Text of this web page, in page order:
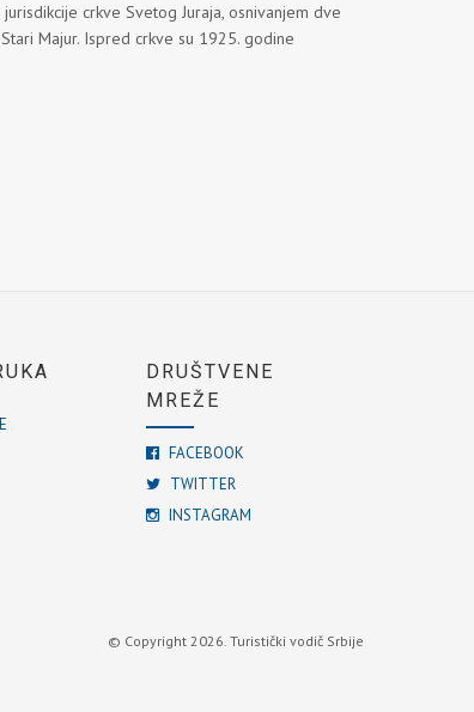
crkve Svetog Juraja, osnivanjem dve
Majur. Ispred crkve su 1925. godine
DRUŠTVENE
MREŽE
FACEBOOK
TWITTER
INSTAGRAM
© Copyright 2026. Turistički vodič Srbije